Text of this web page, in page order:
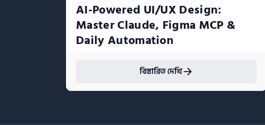
AI-Powered UI/UX Design:
Master Claude, Figma MCP &
Daily Automation
বিস্তারিত দেখি